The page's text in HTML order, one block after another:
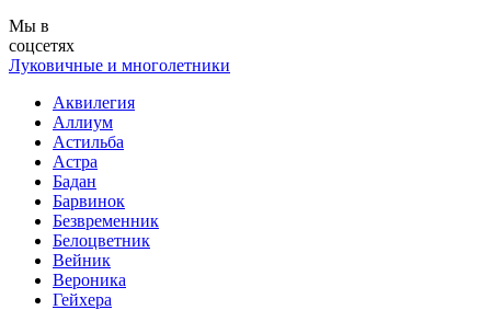
Мы в
соцсетях
Луковичные и многолетники
Аквилегия
Аллиум
Астильба
Астра
Бадан
Барвинок
Безвременник
Белоцветник
Вейник
Вероника
Гейхера